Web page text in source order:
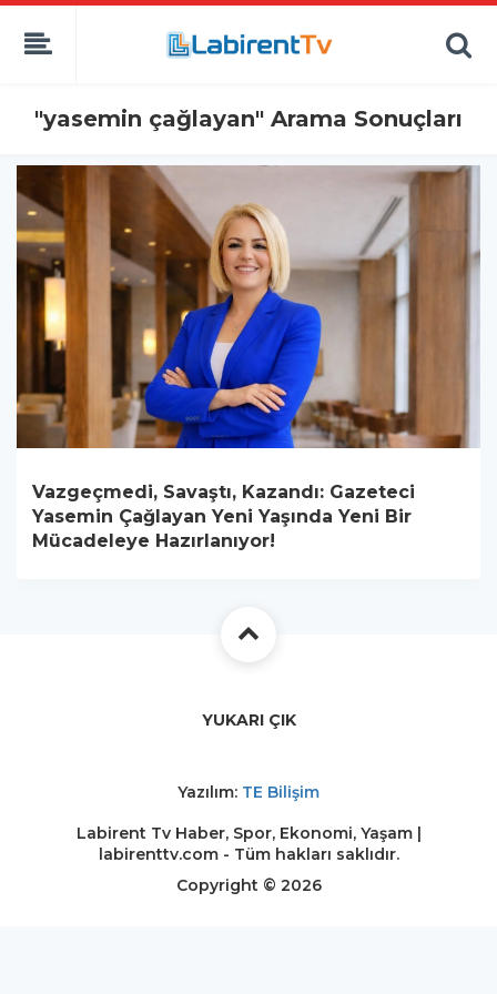
"yasemin çağlayan" Arama Sonuçları
Vazgeçmedi, Savaştı, Kazandı: Gazeteci
Yasemin Çağlayan Yeni Yaşında Yeni Bir
Mücadeleye Hazırlanıyor!
YUKARI ÇIK
Yazılım: TE Bilişim
Labirent Tv Haber, Spor, Ekonomi, Yaşam |
labirenttv.com - Tüm hakları saklıdır.
Copyright © 2026